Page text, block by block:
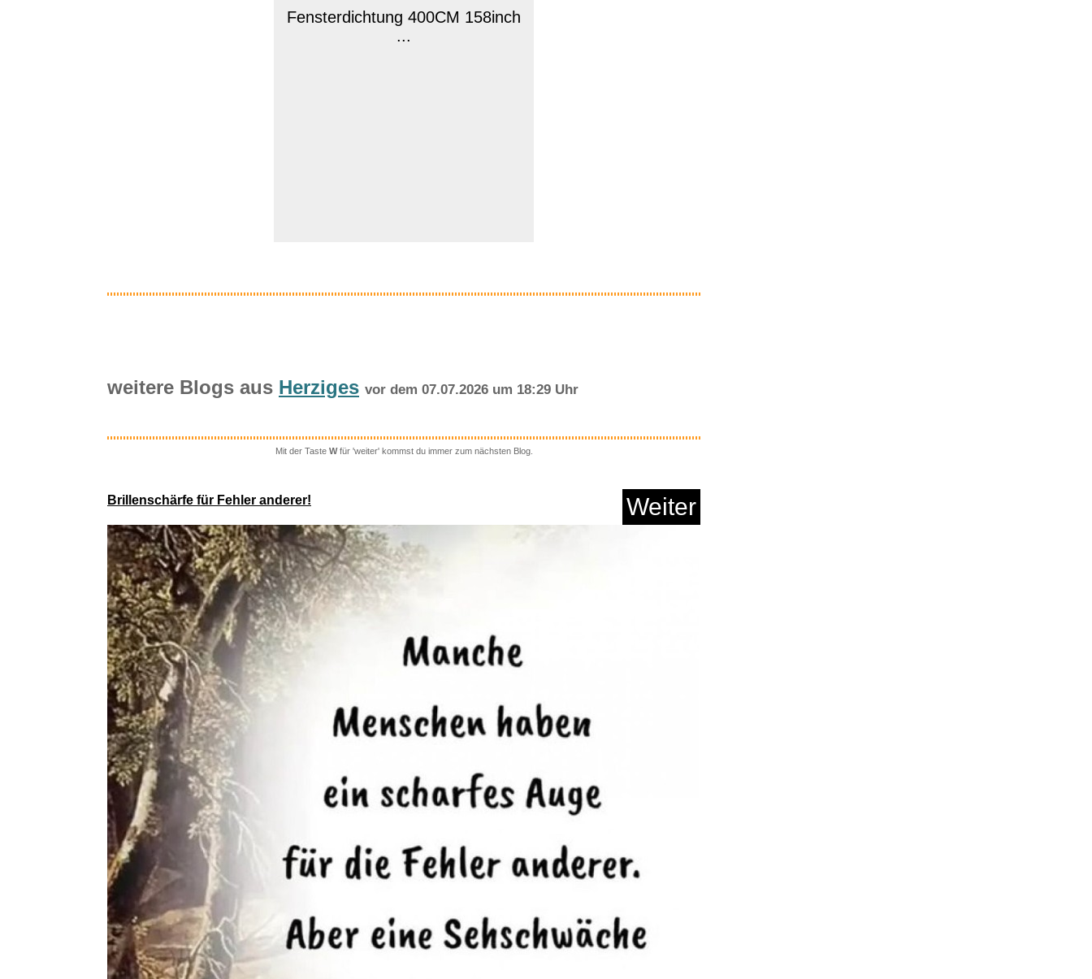
Anzeige
weitere Blogs aus Herziges vor dem 07.07.2026 um 18:29 Uhr
Mit der Taste Wfür 'weiter' kommst du immer zum nächsten Blog.
Brillenschärfe für Fehler anderer! Weiter